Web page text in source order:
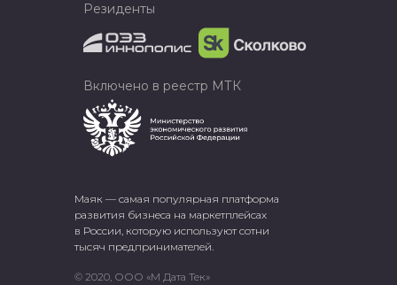
Маяк — самая популярная платформа
развития бизнеса на маркетплейсах
в России, которую используют сотни
тысяч предпринимателей.
© 2020, ООО «М Дата Тек»
Резиденты
Включено в реестр МТК